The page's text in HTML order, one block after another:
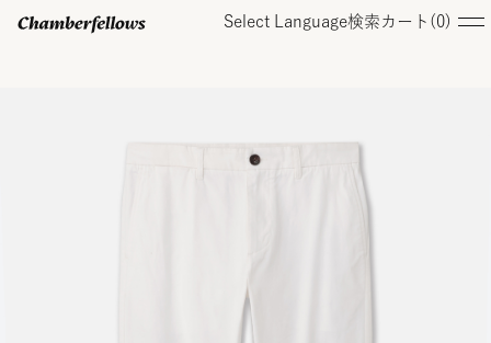
Select Language検索 カート( 0)